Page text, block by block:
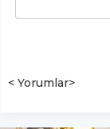
< Yorumlar>